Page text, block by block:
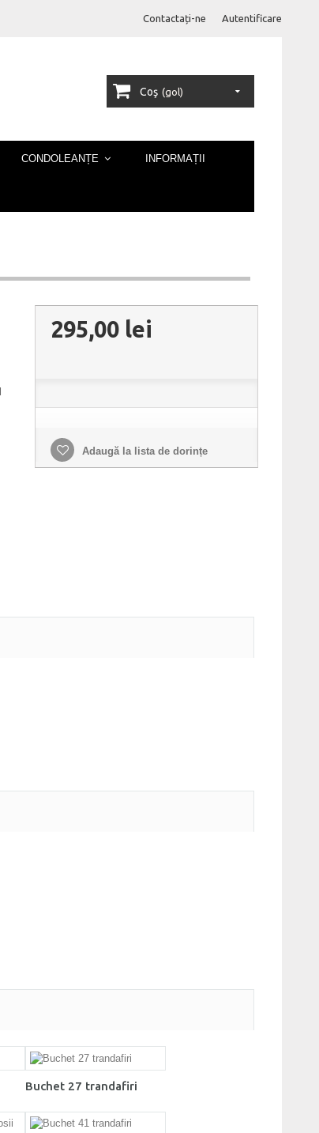
Autentificare
Contactați-ne
Coş (gol)
CONDOLEANȚE INFORMAȚII
295,00 lei
Adaugă la lista de dorințe
Buchet 27 trandafiri